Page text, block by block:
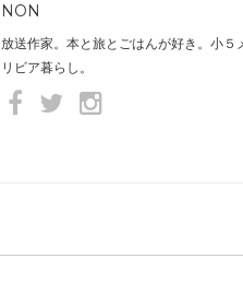
NON
放送作家。本と旅とごはんが好き。小
リビア暮らし。